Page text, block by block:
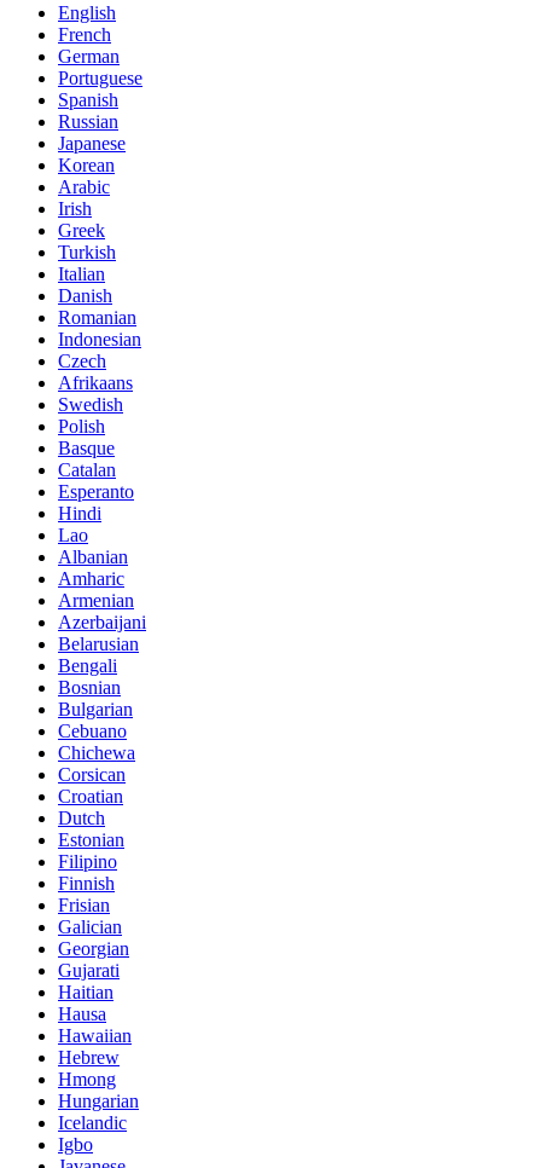
English
French
German
Portuguese
Spanish
Russian
Japanese
Korean
Arabic
Irish
Greek
Turkish
Italian
Danish
Romanian
Indonesian
Czech
Afrikaans
Swedish
Polish
Basque
Catalan
Esperanto
Hindi
Lao
Albanian
Amharic
Armenian
Azerbaijani
Belarusian
Bengali
Bosnian
Bulgarian
Cebuano
Chichewa
Corsican
Croatian
Dutch
Estonian
Filipino
Finnish
Frisian
Galician
Georgian
Gujarati
Haitian
Hausa
Hawaiian
Hebrew
Hmong
Hungarian
Icelandic
Igbo